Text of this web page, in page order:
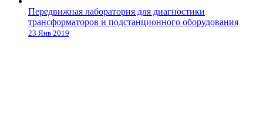
Передвижная лаборатория для диагностики
трансформаторов и подстанционного оборудования
23 Янв 2019